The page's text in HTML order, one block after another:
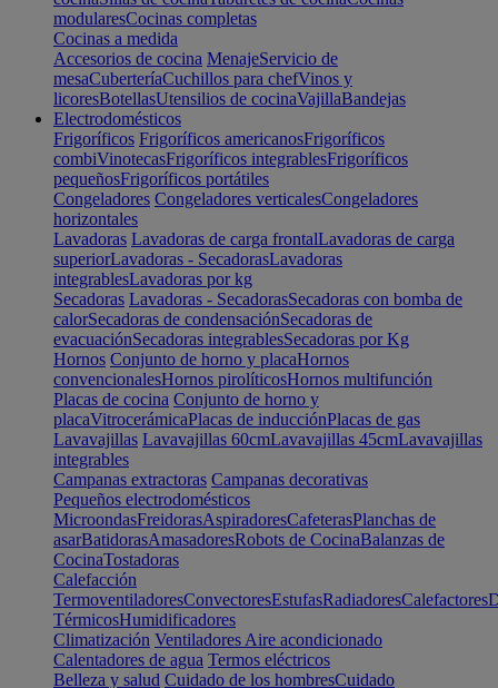
modularesCocinas completas
Cocinas a medida
Accesorios de cocina MenajeServicio de
mesaCuberteríaCuchillos para chefVinos y
licoresBotellasUtensilios de cocinaVajillaBandejas
Electrodomésticos
Frigoríficos Frigoríficos americanosFrigoríficos
combiVinotecasFrigoríficos integrablesFrigoríficos
pequeñosFrigoríficos portátiles
Congeladores Congeladores verticalesCongeladores
horizontales
Lavadoras Lavadoras de carga frontalLavadoras de carga
superiorLavadoras - SecadorasLavadoras
integrablesLavadoras por kg
Secadoras Lavadoras - SecadorasSecadoras con bomba de
calorSecadoras de condensaciónSecadoras de
evacuaciónSecadoras integrablesSecadoras por Kg
Hornos Conjunto de horno y placaHornos
convencionalesHornos pirolíticosHornos multifunción
Placas de cocina Conjunto de horno y
placaVitrocerámicaPlacas de inducciónPlacas de gas
Lavavajillas Lavavajillas 60cmLavavajillas 45cmLavavajillas
integrables
Campanas extractoras Campanas decorativas
Pequeños electrodomésticos
MicroondasFreidorasAspiradoresCafeterasPlanchas de
asarBatidorasAmasadoresRobots de CocinaBalanzas de
CocinaTostadoras
Calefacción
TermoventiladoresConvectoresEstufasRadiadoresCalefactores
TérmicosHumidificadores
Climatización Ventiladores Aire acondicionado
Calentadores de agua Termos eléctricos
Belleza y salud Cuidado de los hombresCuidado